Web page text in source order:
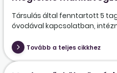
Társulás által fenntartott 5
óvodával kapcsolatban,
Tovább a teljes cikkhez